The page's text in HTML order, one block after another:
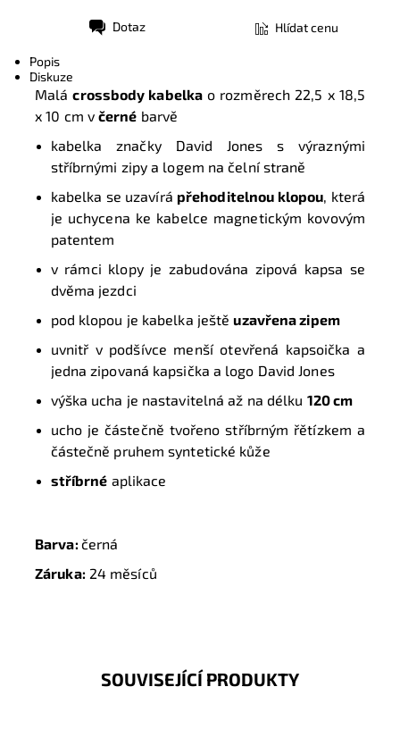
Dotaz Hlídat cenu
Popis
Diskuze
Malácrossbody kabelka o rozměrech 22,5 x 18,5
x 10 cm včerné barvě
kabelka značky David Jones s výraznými
stříbrnými zipy a logem na čelní straně
kabelka se uzavírá přehoditelnou klopou, která
je uchycena ke kabelce magnetickým kovovým
patentem
v rámci klopy je zabudována zipová kapsa se
dvěma jezdci
pod klopou je kabelka ještěuzavřena zipem
uvnitř v podšívce menší otevřená kapsoička a
jedna zipovaná kapsička a logo David Jones
výška ucha je nastavitelná až na délku 120 cm
ucho je částečně tvořeno stříbrným řětízkem a
částečně pruhem syntetické kůže
stříbrné aplikace
Barva:černá
Záruka:24 měsíců
SOUVISEJÍCÍ PRODUKTY